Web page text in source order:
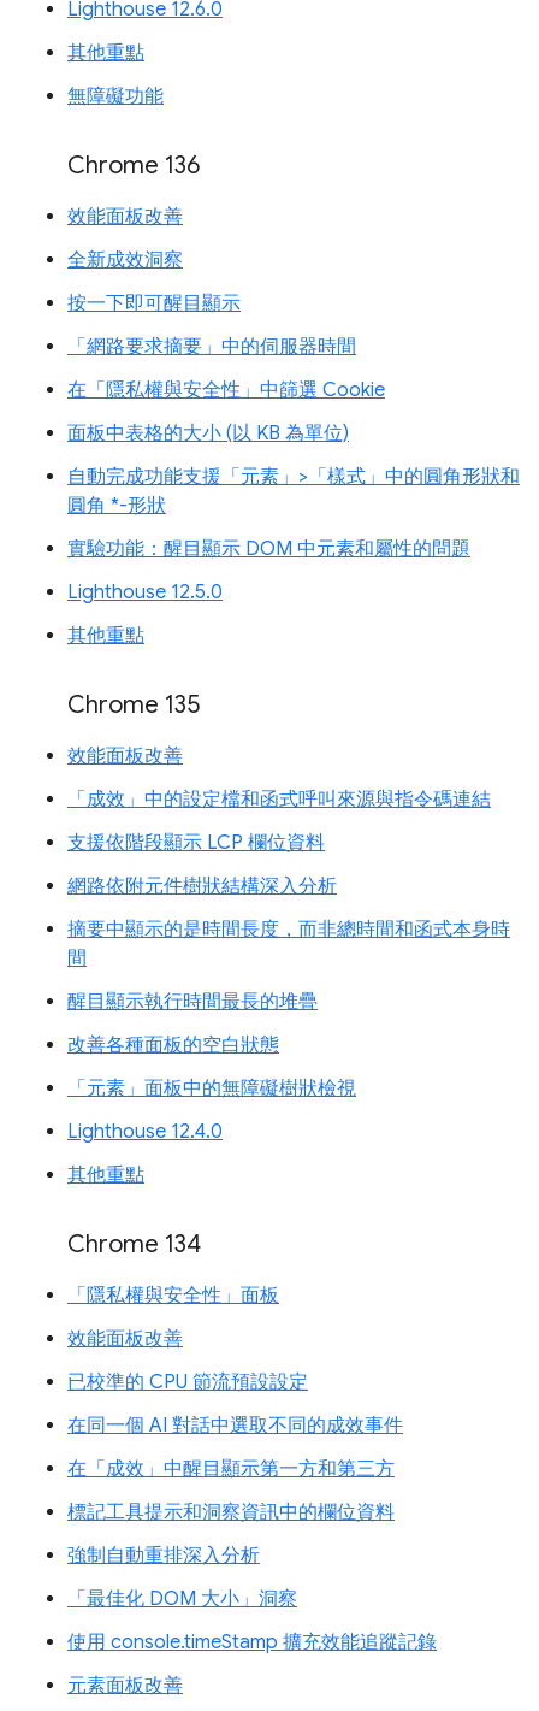
Lighthouse 12.6.0
其他重點
無障礙功能
Chrome 136
效能面板改善
全新成效洞察
按一下即可醒目顯示
「網路要求摘要」中的伺服器時間
在「隱私權與安全性」中篩選 Cookie
面板中表格的大小 (以 KB 為單位)
自動完成功能支援「元素」>「樣式」中的圓角形狀和
圓角 *-形狀
實驗功能：醒目顯示 DOM 中元素和屬性的問題
Lighthouse 12.5.0
其他重點
Chrome 135
效能面板改善
「成效」中的設定檔和函式呼叫來源與指令碼連結
支援依階段顯示 LCP 欄位資料
網路依附元件樹狀結構深入分析
摘要中顯示的是時間長度，而非總時間和函式本身時
間
醒目顯示執行時間最長的堆疊
改善各種面板的空白狀態
「元素」面板中的無障礙樹狀檢視
Lighthouse 12.4.0
其他重點
Chrome 134
「隱私權與安全性」面板
效能面板改善
已校準的 CPU 節流預設設定
在同一個 AI 對話中選取不同的成效事件
在「成效」中醒目顯示第一方和第三方
標記工具提示和洞察資訊中的欄位資料
強制自動重排深入分析
「最佳化 DOM 大小」洞察
使用 console.timeStamp 擴充效能追蹤記錄
元素面板改善